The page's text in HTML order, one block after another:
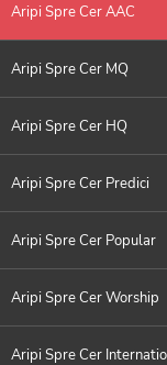
Aripi Spre Cer AAC
Aripi Spre Cer MQ
Aripi Spre Cer HQ
Aripi Spre Cer Predici
Aripi Spre Cer Popular
Aripi Spre Cer Worship
Aripi Spre Cer